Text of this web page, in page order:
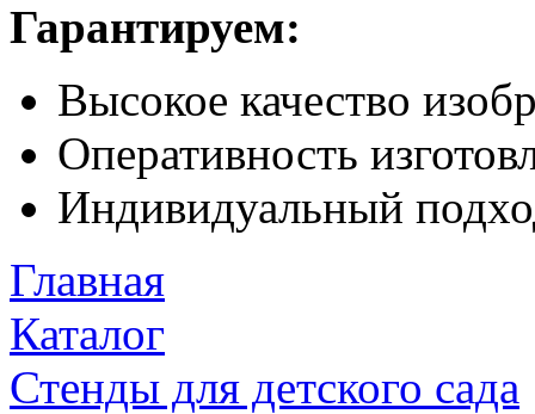
Гарантируем:
Высокое качество
Оперативность
Индивидуальный
Главная
Каталог
Стенды для детского сада